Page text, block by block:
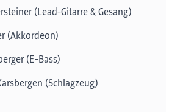
Müller und Marko Radonic
(Lead-Gitarre & Gesang)
(Akkordeon)
(E-Bass)
(Schlagzeug)